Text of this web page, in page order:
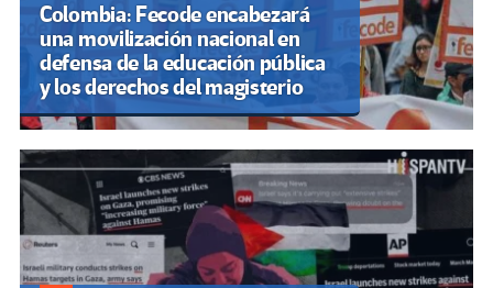
Colombia: Fecode encabezará
una movilización nacional en
defensa de la educación pública
y los derechos del magisterio